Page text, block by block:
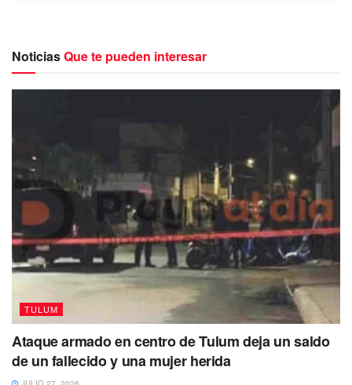
alcanzar la recuperación de su sector, que estuvo casi todo
el año paralizado.
Indicó que esto les permitirá a los operadores obtener
NoticiasQue te pueden interesar
TULUM
Ataque armado en centro de Tulum deja un saldo
de un fallecido y una mujer herida